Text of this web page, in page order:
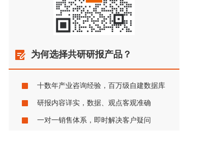
为何选择共研研报产品？
十数年产业咨询经验，百万级自建数据库
研报内容详实，数据、观点客观准确
一对一销售体系，即时解决客户疑问